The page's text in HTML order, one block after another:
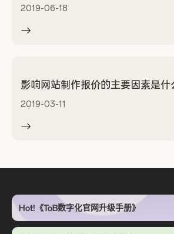
2019-06-18
影响网站制作报价的主要因素是什
2019-03-11
Hot!《ToB数字化官网升级手册》